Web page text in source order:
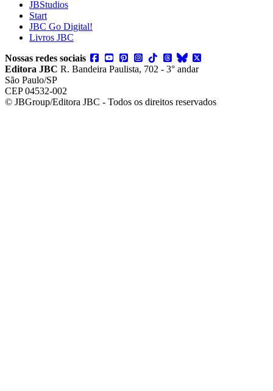
JBStudios
Start
JBC Go Digital!
Livros JBC
Nossas redes sociais
Editora JBC R. Bandeira Paulista, 702 - 3° andar
São Paulo/SP
CEP 04532-002
© JBGroup/Editora JBC - Todos os direitos reservados